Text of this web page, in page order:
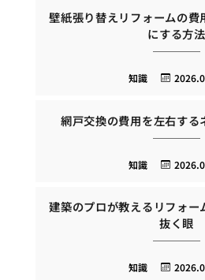
壁紙張り替えリフォームの費
にする方法
知識
網戸交換の費用を左右する
知識
建築のプロが教えるリフォー
抜く眼
知識